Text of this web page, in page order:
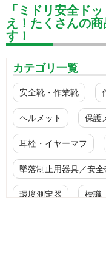
「ミドリ安全ド
え！たくさんの
す！
カテゴリ一覧
安全靴・作業靴
ヘルメット 保護
耳栓・イヤーマフ
墜落制止用器具／安全
環境測定器 標識